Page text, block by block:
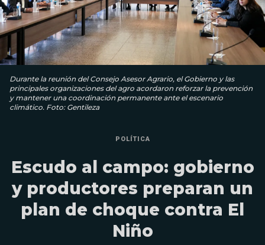
Durante la reunión del Consejo Asesor Agrario, el Gobierno y las
principales organizaciones del agro acordaron reforzar la prevención
y mantener una coordinación permanente ante el escenario
climático. Foto: Gentileza
POLÍTICA
Escudo al campo: gobierno
y productores preparan un
plan de choque contra El
Niño